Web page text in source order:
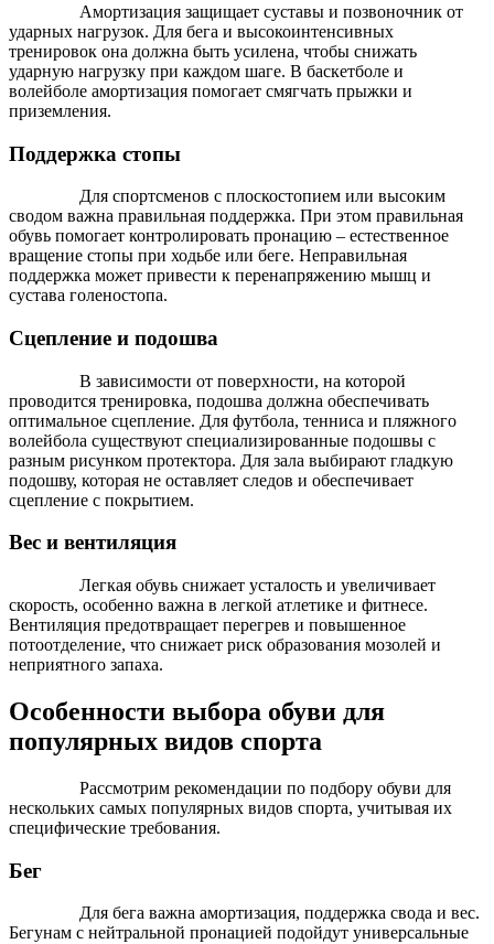
Амортизация защищает суставы и позвоночник от
ударных нагрузок. Для бега и высокоинтенсивных
тренировок она должна быть усилена, чтобы снижать
ударную нагрузку при каждом шаге. В баскетболе и
волейболе амортизация помогает смягчать прыжки и
приземления.
Поддержка стопы
Для спортсменов с плоскостопием или высоким
сводом важна правильная поддержка. При этом правильная
обувь помогает контролировать пронацию – естественное
вращение стопы при ходьбе или беге. Неправильная
поддержка может привести к перенапряжению мышц и
сустава голеностопа.
Сцепление и подошва
В зависимости от поверхности, на которой
проводится тренировка, подошва должна обеспечивать
оптимальное сцепление. Для футбола, тенниса и пляжного
волейбола существуют специализированные подошвы с
разным рисунком протектора. Для зала выбирают гладкую
подошву, которая не оставляет следов и обеспечивает
сцепление с покрытием.
Вес и вентиляция
Легкая обувь снижает усталость и увеличивает
скорость, особенно важна в легкой атлетике и фитнесе.
Вентиляция предотвращает перегрев и повышенное
потоотделение, что снижает риск образования мозолей и
неприятного запаха.
Особенности выбора обуви для
популярных видов спорта
Рассмотрим рекомендации по подбору обуви для
нескольких самых популярных видов спорта, учитывая их
специфические требования.
Бег
Для бега важна амортизация, поддержка свода и вес.
Бегунам с нейтральной пронацией подойдут универсальные